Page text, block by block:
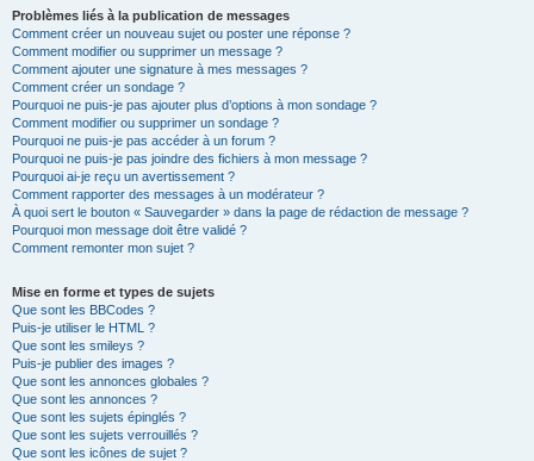
Problèmes liés à la publication de messages
Comment créer un nouveau sujet ou poster une réponse ?
Comment modifier ou supprimer un message ?
Comment ajouter une signature à mes messages ?
Comment créer un sondage ?
Pourquoi ne puis-je pas ajouter plus d’options à mon sondage ?
Comment modifier ou supprimer un sondage ?
Pourquoi ne puis-je pas accéder à un forum ?
Pourquoi ne puis-je pas joindre des fichiers à mon message ?
Pourquoi ai-je reçu un avertissement ?
Comment rapporter des messages à un modérateur ?
À quoi sert le bouton « Sauvegarder » dans la page de rédaction de message ?
Pourquoi mon message doit être validé ?
Comment remonter mon sujet ?
Mise en forme et types de sujets
Que sont les BBCodes ?
Puis-je utiliser le HTML ?
Que sont les smileys ?
Puis-je publier des images ?
Que sont les annonces globales ?
Que sont les annonces ?
Que sont les sujets épinglés ?
Que sont les sujets verrouillés ?
Que sont les icônes de sujet ?